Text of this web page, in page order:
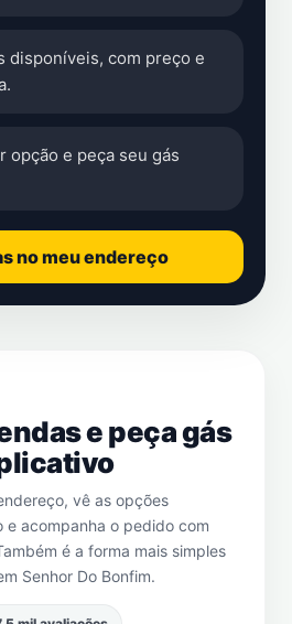
disponíveis, com preço e
opção e peça seu gás
no meu endereço
e peça gás
vê as opções
e acompanha o pedido com
é a forma mais simples
Senhor Do Bonfim.